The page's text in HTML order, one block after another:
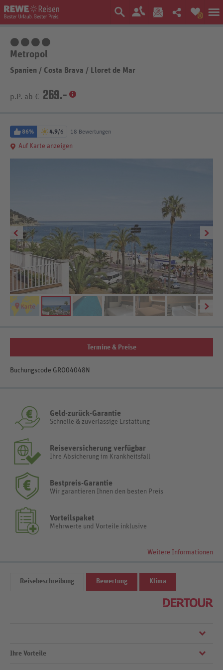
0
Metropol
Spanien / Costa Brava / Lloret de Mar
p.P. ab € 269.-
86% 4,9/6 18 Bewertungen
Auf Karte anzeigen
Termine & Preise
Buchungscode GRO04048N
Geld-zurück-Garantie
Schnelle & zuverlässige Erstattung
Reiseversicherung verfügbar
Ihre Absicherung im Krankheitsfall
Bestpreis-Garantie
Wir garantieren Ihnen den besten Preis
Vorteilspaket
Mehrwerte und Vorteile inklusive
Weitere Informationen
Reisebeschreibung Bewertung Klima
Das kleine Hotel im Herzen des Urlaubsorts vereint zeitgenössischen
Ihre Vorteile